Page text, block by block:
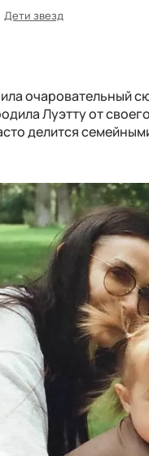
Дети звезд
очаровательный
Луэтту от
делится